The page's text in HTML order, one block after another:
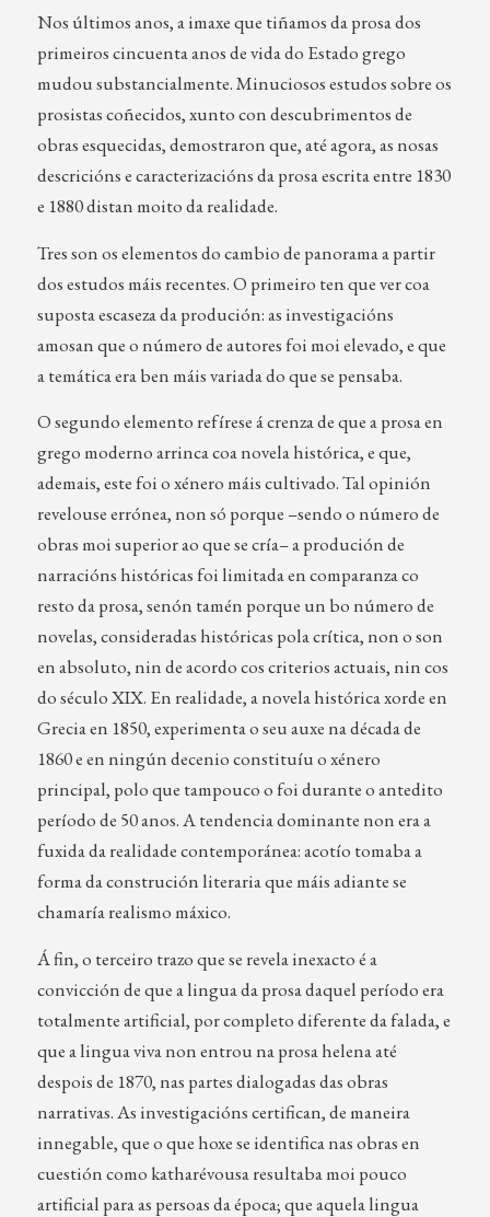
Nos últimos anos, a imaxe que tiñamos da prosa dos
primeiros cincuenta anos de vida do Estado grego
mudou substancialmente. Minuciosos estudos sobre os
prosistas coñecidos, xunto con descubrimentos de
obras esquecidas, demostraron que, até agora, as nosas
descricións e caracterizacións da prosa escrita entre 1830
e 1880 distan moito da realidade.
Tres son os elementos do cambio de panorama a partir
dos estudos máis recentes. O primeiro ten que ver coa
suposta escaseza da produción: as investigacións
amosan que o número de autores foi moi elevado, e que
a temática era ben máis variada do que se pensaba.
O segundo elemento refírese á crenza de que a prosa en
grego moderno arrinca coa novela histórica, e que,
ademais, este foi o xénero máis cultivado. Tal opinión
revelouse errónea, non só porque –sendo o número de
obras moi superior ao que se cría– a produción de
narracións históricas foi limitada en comparanza co
resto da prosa, senón tamén porque un bo número de
novelas, consideradas históricas pola crítica, non o son
en absoluto, nin de acordo cos criterios actuais, nin cos
do século XIX. En realidade, a novela histórica xorde en
Grecia en 1850, experimenta o seu auxe na década de
1860 e en ningún decenio constituíu o xénero
principal, polo que tampouco o foi durante o antedito
período de 50 anos. A tendencia dominante non era a
fuxida da realidade contemporánea: acotío tomaba a
forma da construción literaria que máis adiante se
chamaría realismo máxico.
Á fin, o terceiro trazo que se revela inexacto é a
convicción de que a lingua da prosa daquel período era
totalmente artificial, por completo diferente da falada, e
que a lingua viva non entrou na prosa helena até
despois de 1870, nas partes dialogadas das obras
narrativas. As investigacións certifican, de maneira
innegable, que o que hoxe se identifica nas obras en
cuestión como katharévousa resultaba moi pouco
artificial para as persoas da época; que aquela lingua